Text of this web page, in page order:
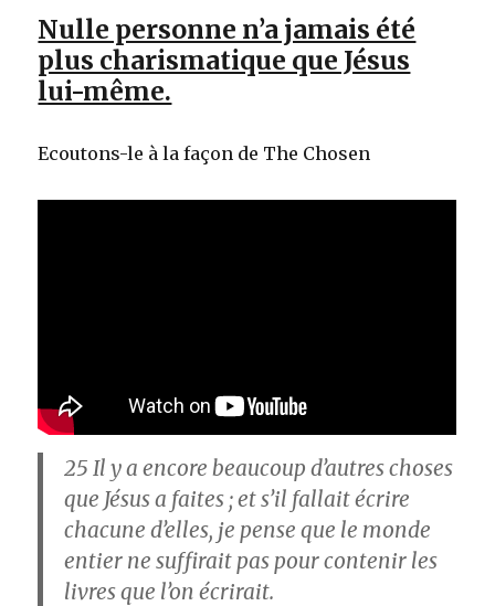
Nulle personne n’a jamais été
plus charismatique que Jésus
lui-même.
Ecoutons-le à la façon de The Chosen
25 Il y a encore beaucoup d’autres choses
que Jésus a faites ; et s’il fallait écrire
chacune d’elles, je pense que le monde
entier ne suffirait pas pour contenir les
livres que l’on écrirait.